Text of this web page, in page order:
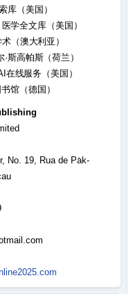
库（美国）
学全文库（美国）
（澳大利亚）
斯高帕斯（荷兰）
在线服务（美国）
馆（德国）
No. 19, Rua de Pa̍k-